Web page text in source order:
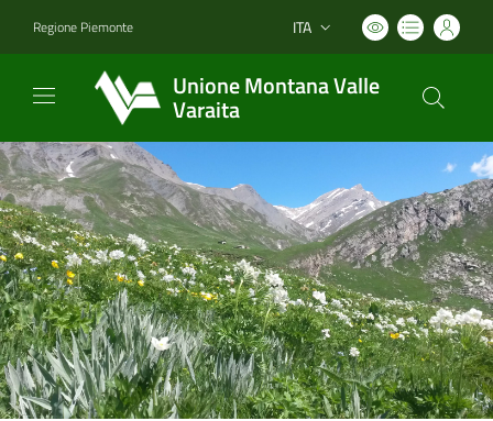
Regione Piemonte Lingua attiva:
ITA
Unione Montana Valle
Varaita